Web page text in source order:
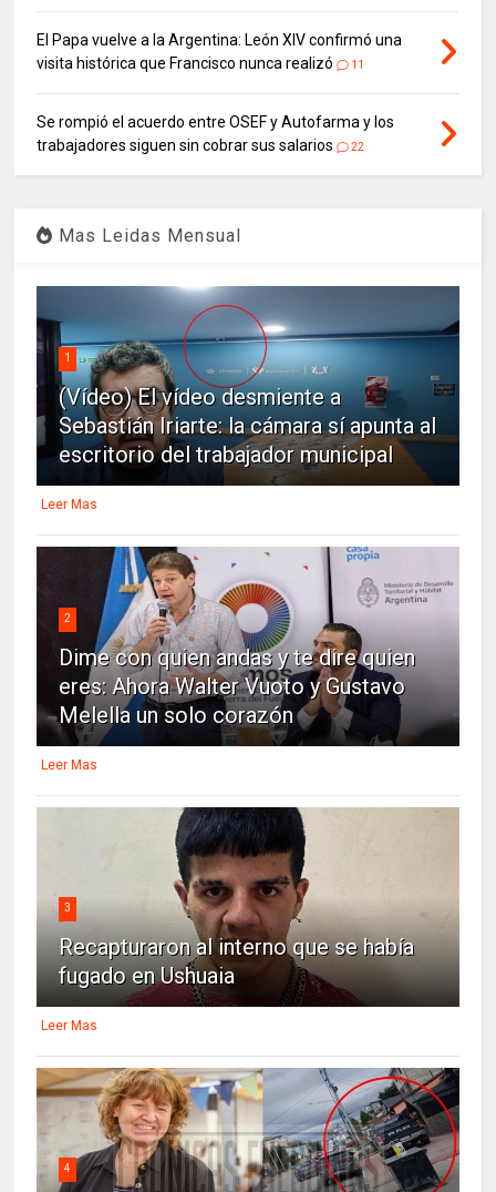
El Papa vuelve a la Argentina: León XIV confirmó una
visita histórica que Francisco nunca realizó
11
Se rompió el acuerdo entre OSEF y Autofarma y los
trabajadores siguen sin cobrar sus salarios
22
Mas Leidas Mensual
1
(Vídeo) El vídeo desmiente a
Sebastián Iriarte: la cámara sí apunta al
escritorio del trabajador municipal
Leer Mas
2
Dime con quien andas y te dire quien
eres: Ahora Walter Vuoto y Gustavo
Melella un solo corazón
Leer Mas
3
Recapturaron al interno que se había
fugado en Ushuaia
Leer Mas
4